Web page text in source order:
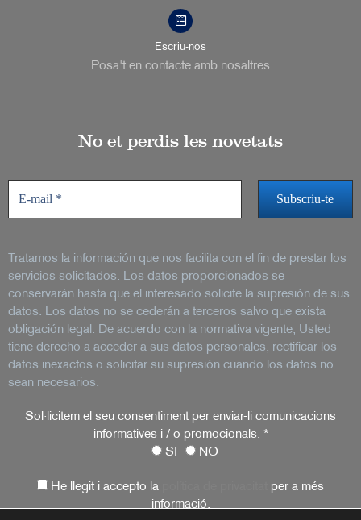
Escriu-nos
Posa't en contacte amb nosaltres
No et perdis les novetats
Tratamos la información que nos facilita con el fin de prestar los
servicios solicitados. Los datos proporcionados se
conservarán hasta que el interesado solicite la supresión de sus
datos. Los datos no se cederán a terceros salvo que exista
obligación legal. De acuerdo con la normativa vigente, Usted
tiene derecho a acceder a sus datos personales, rectificar los
datos inexactos o solicitar su supresión cuando los datos no
sean necesarios.
Sol·licitem el seu consentiment per enviar-li comunicacions
informatives i / o promocionals. *
SI
NO
He llegit i accepto la
per a més
informació.